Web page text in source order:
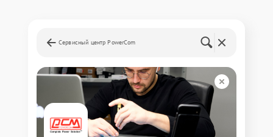
Сервисный центр PowerCom